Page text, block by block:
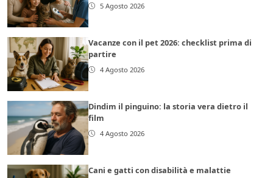
5 Agosto 2026
Vacanze con il pet 2026: checklist prima di
partire
4 Agosto 2026
Dindim il pinguino: la storia vera dietro il
film
4 Agosto 2026
Cani e gatti con disabilità e malattie